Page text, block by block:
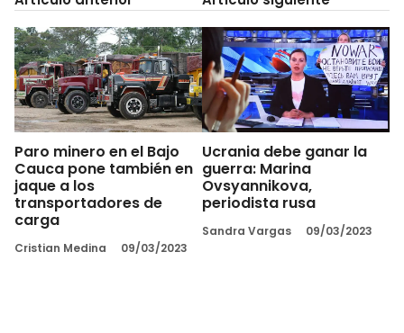
Paro minero en el Bajo
Cauca pone también en
jaque a los
transportadores de
carga
Cristian Medina 09/03/2023
Ucrania debe ganar la
guerra: Marina
Ovsyannikova,
periodista rusa
Sandra Vargas 09/03/2023